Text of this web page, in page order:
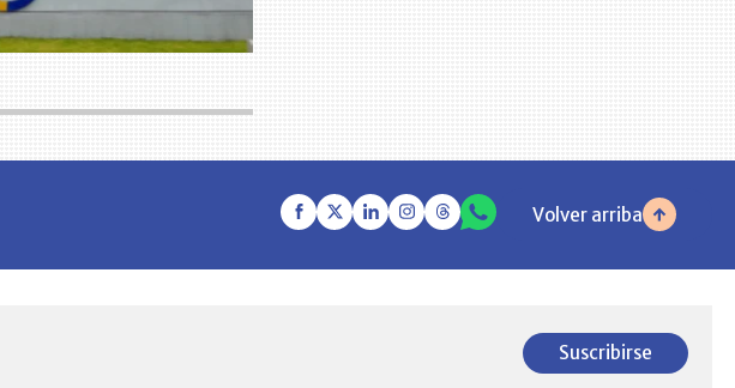
Volver arriba
Suscribirse